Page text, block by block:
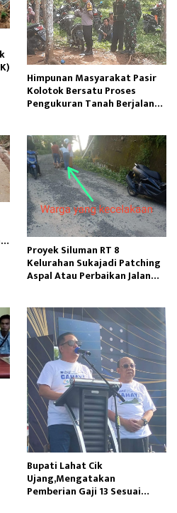
Himpunan Masyarakat Pasir
Kolotok Bersatu Proses
Pengukuran Tanah Berjalan
Proyek Siluman RT 8
Kelurahan Sukajadi Patching
Aspal Atau Perbaikan Jalan
Bupati Lahat Cik
Ujang,Mengatakan
Pemberian Gaji 13 Sesuai